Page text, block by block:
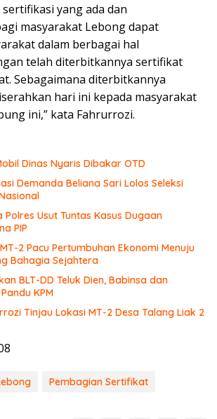
yang ada dan
masyarakat Lebong dapat
dalam berbagai hal
telah diterbitkannya sertifikat
Sebagaimana diterbitkannya
hari ini kepada masyarakat
ini,” kata Fahrurrozi.
Dinas Nyaris Dibakar OTD
Demanda Beliana Sari Lolos Seleksi
Usut Tuntas Kasus Dugaan
PIP
2 Pacu Pertumbuhan Ekonomi Menuju
Bahagia Sejahtera
BLT-DD Teluk Dien, Babinsa dan
KPM
Tinjau Lokasi MT-2 Desa Talang Liak 2
Pembagian Sertifikat